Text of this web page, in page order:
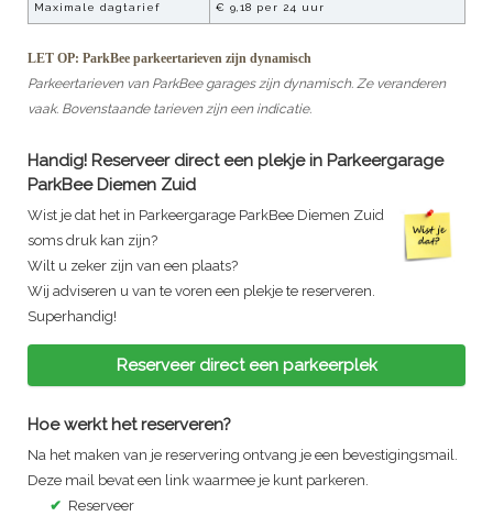
Maximale dagtarief € 9,18 per 24 uur
LET OP: ParkBee parkeertarieven zijn dynamisch
Parkeertarieven van ParkBee garages zijn dynamisch. Ze veranderen
vaak. Bovenstaande tarieven zijn een indicatie.
Handig! Reserveer direct een plekje in Parkeergarage
ParkBee Diemen Zuid
Wist je dat het in Parkeergarage ParkBee Diemen Zuid
soms druk kan zijn?
Wilt u zeker zijn van een plaats?
Wij adviseren u van te voren een plekje te reserveren.
Superhandig!
Reserveer direct een parkeerplek
Hoe werkt het reserveren?
Na het maken van je reservering ontvang je een bevestigingsmail.
Deze mail bevat een link waarmee je kunt parkeren.
✔ Reserveer